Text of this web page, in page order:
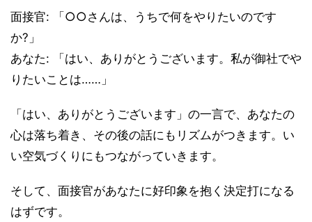
面接官: 「○○さんは、うちで何をやりたいのです
か?」
あなた: 「はい、ありがとうございます。私が御社でや
りたいことは……」
「はい、ありがとうございます」の一言で、あなたの
心は落ち着き、その後の話にもリズムがつきます。い
い空気づくりにもつながっていきます。
そして、面接官があなたに好印象を抱く決定打になる
はずです。